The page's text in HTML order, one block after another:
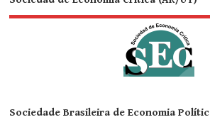
Sociedade Brasileira de Economia